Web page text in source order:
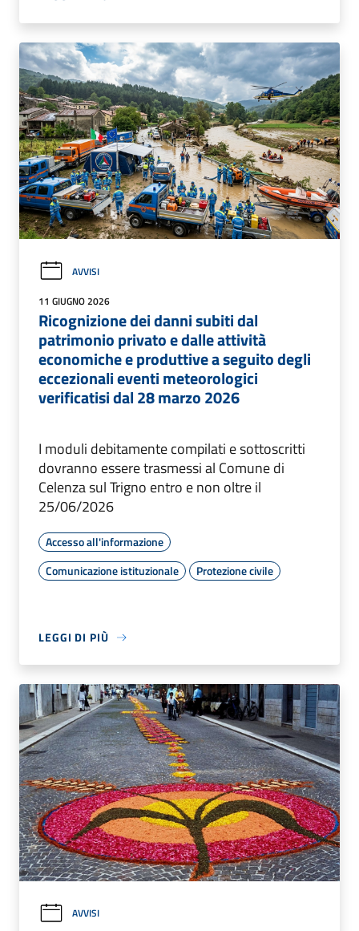
AVVISI
11 GIUGNO 2026
Ricognizione dei danni subiti dal
patrimonio privato e dalle attività
economiche e produttive a seguito degli
eccezionali eventi meteorologici
verificatisi dal 28 marzo 2026
I moduli debitamente compilati e sottoscritti
dovranno essere trasmessi al Comune di
Celenza sul Trigno entro e non oltre il
25/06/2026
Accesso all'informazione
Comunicazione istituzionale
Protezione civile
LEGGI DI PIÙ
AVVISI